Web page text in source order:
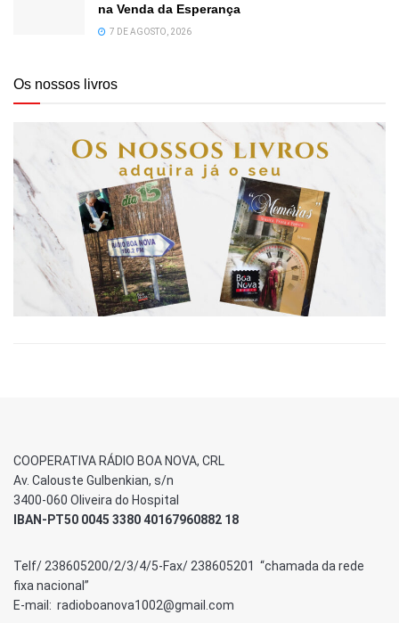
na Venda da Esperança
7 DE AGOSTO, 2026
Os nossos livros
COOPERATIVA RÁDIO BOA NOVA, CRL
Av. Calouste Gulbenkian, s/n
3400-060 Oliveira do Hospital
IBAN-PT50 0045 3380 40167960882 18
Telf/ 238605200/2/3/4/5-Fax/ 238605201 “chamada da rede
fixa nacional”
E-mail: radioboanova1002@gmail.com